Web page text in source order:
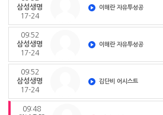
삼성생명
17-24
이해란 자유투성공
09:52
삼성생명
17-24
이해란 자유투성공
09:52
삼성생명
17-24
김단비 어시스트
09:48